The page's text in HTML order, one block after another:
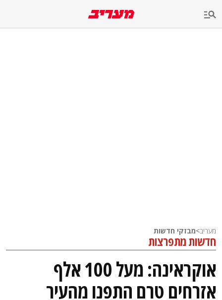
מעריב>מבזקי חדשות
חדשות מתפרצות
אוקראינה: מעל 100 אלף
אזרחים טרם התפנו מהעיר